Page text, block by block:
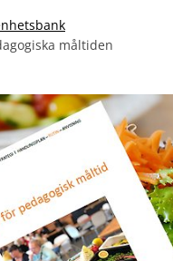
måltiden